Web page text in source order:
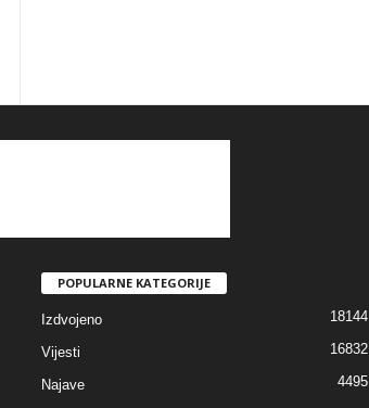
POPULARNE KATEGORIJE
Izdvojeno 18144
Vijesti 16832
Najave
4495